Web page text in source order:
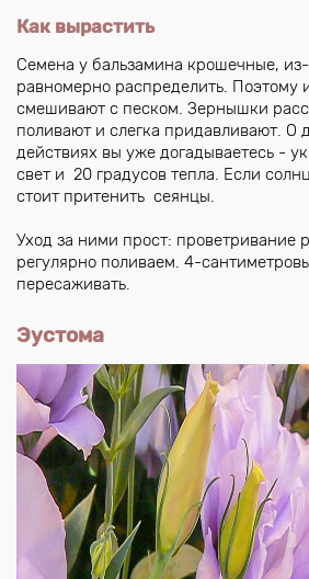
Как вырастить
Семена у бальзамина крошечные,
равномерно распределить. Поэтому
смешивают с песком. Зернышки
поливают и слегка придавливают. О
действиях вы уже догадываетесь -
свет и 20 градусов тепла. Если
стоит притенить сеянцы.
Уход за ними прост: проветривание
регулярно поливаем. 4-
пересаживать.
Эустома